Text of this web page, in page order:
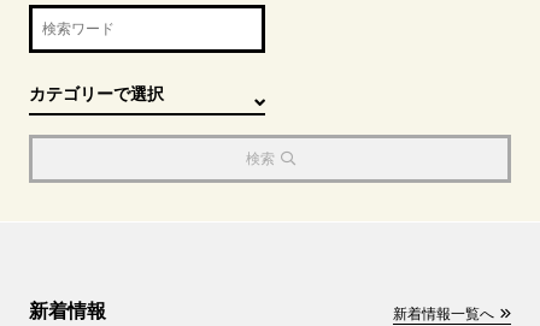
検索
新着情報 新着情報一覧へ